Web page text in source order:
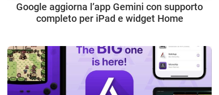
Google aggiorna l’app Gemini con supporto
completo per iPad e widget Home